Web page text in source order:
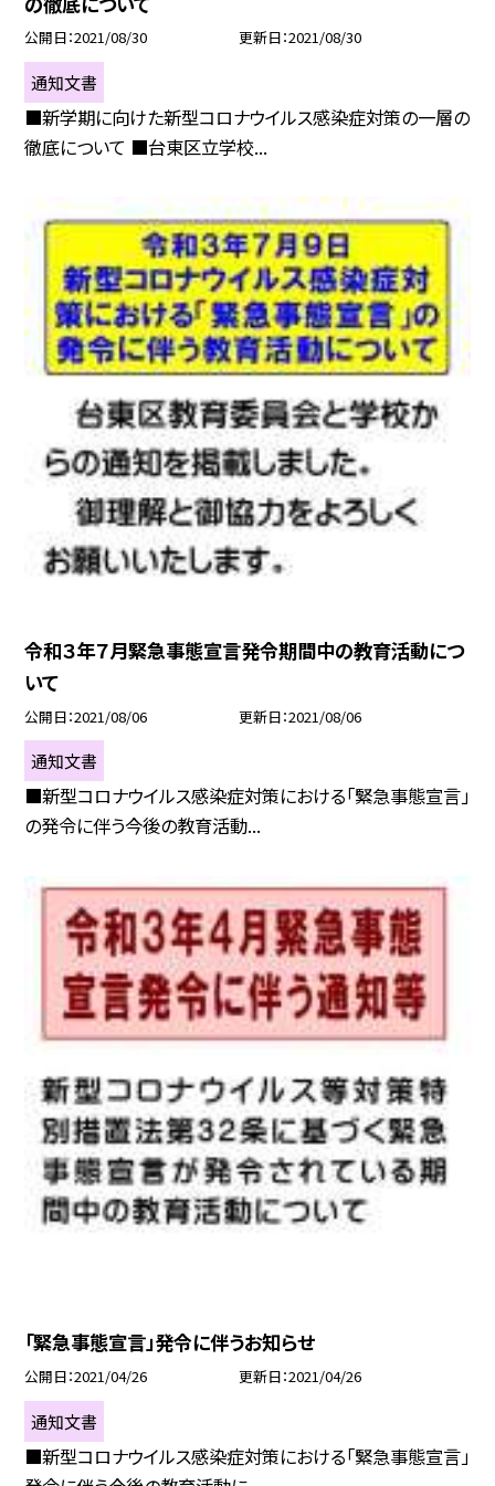
公開日 2021/08/30 更新日 2021/08/30
通知文書
■新学期に向けた新型コロナウイルス感染症対策の一層の
徹底について ■台東区立学校...
令和３年７月緊急事態宣言発令期間中の教育活動につ
いて
公開日 2021/08/06 更新日 2021/08/06
通知文書
■新型コロナウイルス感染症対策における「緊急事態宣言」
の発令に伴う今後の教育活動...
「緊急事態宣言」発令に伴うお知らせ
公開日 2021/04/26 更新日 2021/04/26
通知文書
■新型コロナウイルス感染症対策における「緊急事態宣言」